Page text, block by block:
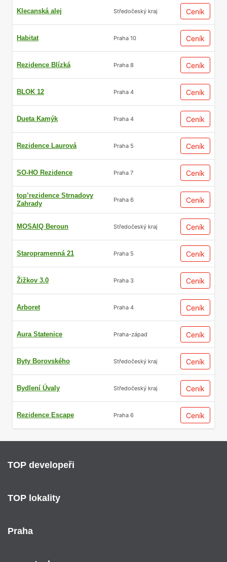
Klecanská alej Středočeský kraj Ceník
Habitat Praha 10 Ceník
Rezidence Blízká Praha 8 Ceník
BLOK 12 Praha 4 Ceník
Dueta Kamýk Praha 4 Ceník
Rezidence Laurová Praha 5 Ceník
SO-HO Rezidence Praha 7 Ceník
top’rezidence Strnadovy
Zahrady
Praha 6 Ceník
MOSAIQ Beroun Středočeský kraj Ceník
Staropramenná 21 Praha 5 Ceník
Žižkov 3.0 Praha 3 Ceník
Arboret Praha 4 Ceník
Aura Statenice Praha-západ Ceník
Byty Borovského Středočeský kraj Ceník
Bydlení Úvaly Středočeský kraj Ceník
Rezidence Escape Praha 6 Ceník
TOP developeři
TOP lokality
Praha